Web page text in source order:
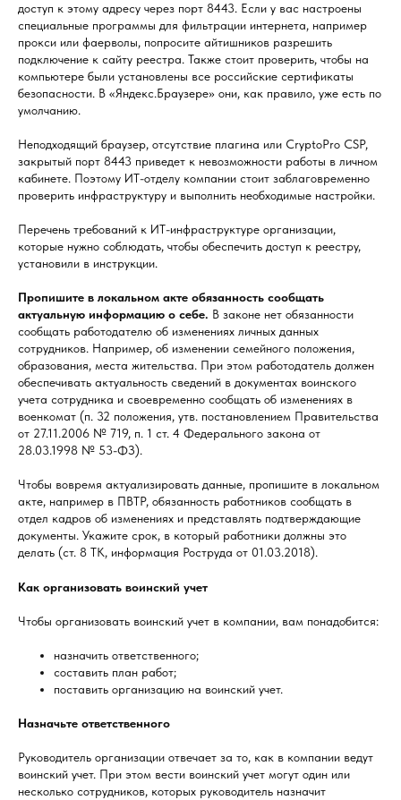
доступ к этому адресу через порт 8443. Если у вас настроены
специальные программы для фильтрации интернета, например
прокси или фаерволы, попросите айтишников разрешить
подключение к сайту реестра. Также стоит проверить, чтобы на
компьютере были установлены все российские сертификаты
безопасности. В «Яндекс.Браузере» они, как правило, уже есть по
умолчанию.
Неподходящий браузер, отсутствие плагина или CryptoPro CSP,
закрытый порт 8443 приведет к невозможности работы в личном
кабинете. Поэтому ИТ-отделу компании стоит заблаговременно
проверить инфраструктуру и выполнить необходимые настройки.
Перечень требований к ИТ-инфраструктуре организации,
которые нужно соблюдать, чтобы обеспечить доступ к реестру,
установили в инструкции.
Пропишите в локальном акте обязанность сообщать
актуальную информацию о себе. В законе нет обязанности
сообщать работодателю об изменениях личных данных
сотрудников. Например, об изменении семейного положения,
образования, места жительства. При этом работодатель должен
обеспечивать актуальность сведений в документах воинского
учета сотрудника и своевременно сообщать об изменениях в
военкомат (п. 32 положения, утв. постановлением Правительства
от 27.11.2006 № 719, п. 1 ст. 4 Федерального закона от
28.03.1998 № 53-ФЗ).
Чтобы вовремя актуализировать данные, пропишите в локальном
акте, например в ПВТР, обязанность работников сообщать в
отдел кадров об изменениях и представлять подтверждающие
документы. Укажите срок, в который работники должны это
делать (ст. 8 ТК, информация Роструда от 01.03.2018).
Как организовать воинский учет
Чтобы организовать воинский учет в компании, вам понадобится:
назначить ответственного;
составить план работ;
поставить организацию на воинский учет.
Назначьте ответственного
Руководитель организации отвечает за то, как в компании ведут
воинский учет. При этом вести воинский учет могут один или
несколько сотрудников, которых руководитель назначит